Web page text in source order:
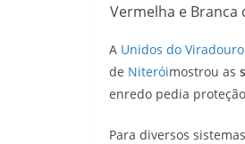
Vermelha e
A Unidos do Viradouro
de Niteróimostrou as
enredo pedia
Para diversos